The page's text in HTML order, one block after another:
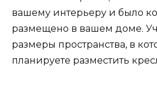
вашему интерьеру и было
размещено в вашем доме.
размеры пространства, в
планируете разместить